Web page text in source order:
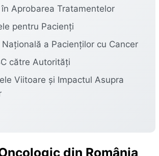
Aprobarea Tratamentelor
pentru Pacienți
a Pacienților cu Cancer
către Autorități
Viitoare și Impactul Asupra
din România